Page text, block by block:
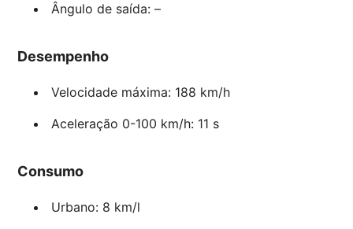
Ângulo de saída: –
Desempenho
Velocidade máxima: 188 km/h
Aceleração 0-100 km/h: 11 s
Consumo
Urbano: 8 km/l